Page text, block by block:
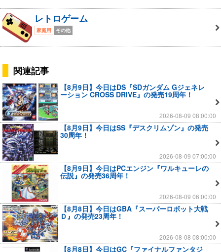
レトロゲーム
家庭用 その他
関連記事
【8月9日】今日はDS『SDガンダム Gジェネレ
ーション CROSS DRIVE』の発売19周年！
2026-08-09 08:00:00
【8月9日】今日はSS『デスクリムゾン』の発売
30周年！
2026-08-09 07:00:00
【8月9日】今日はPCエンジン『ワルキューレの
伝説』の発売36周年！
2026-08-09 06:00:00
【8月8日】今日はGBA『スーパーロボット大戦
Ｄ』の発売23周年！
2026-08-08 08:00:00
【8月8日】今日はGC『ファイナルファンタジ